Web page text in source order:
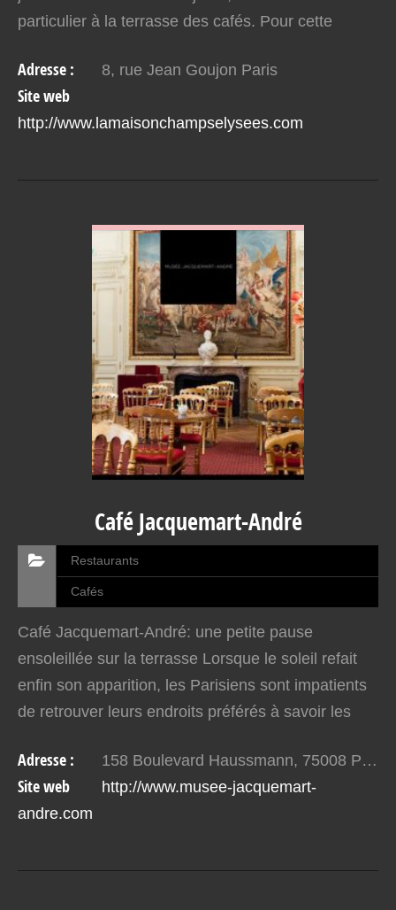
particulier à la terrasse des cafés. Pour cette
adresse qui…
Adresse : 8, rue Jean Goujon Paris
Site web
http://www.lamaisonchampselysees.com
Café Jacquemart-André
Restaurants
Cafés
Café Jacquemart-André: une petite pause
ensoleillée sur la terrasse Lorsque le soleil refait
enfin son apparition, les Parisiens sont impatients
de retrouver leurs endroits préférés à savoir les
partie…
Adresse : 158 Boulevard Haussmann, 75008 Paris, France
Site web
http://www.musee-jacquemart-
andre.com